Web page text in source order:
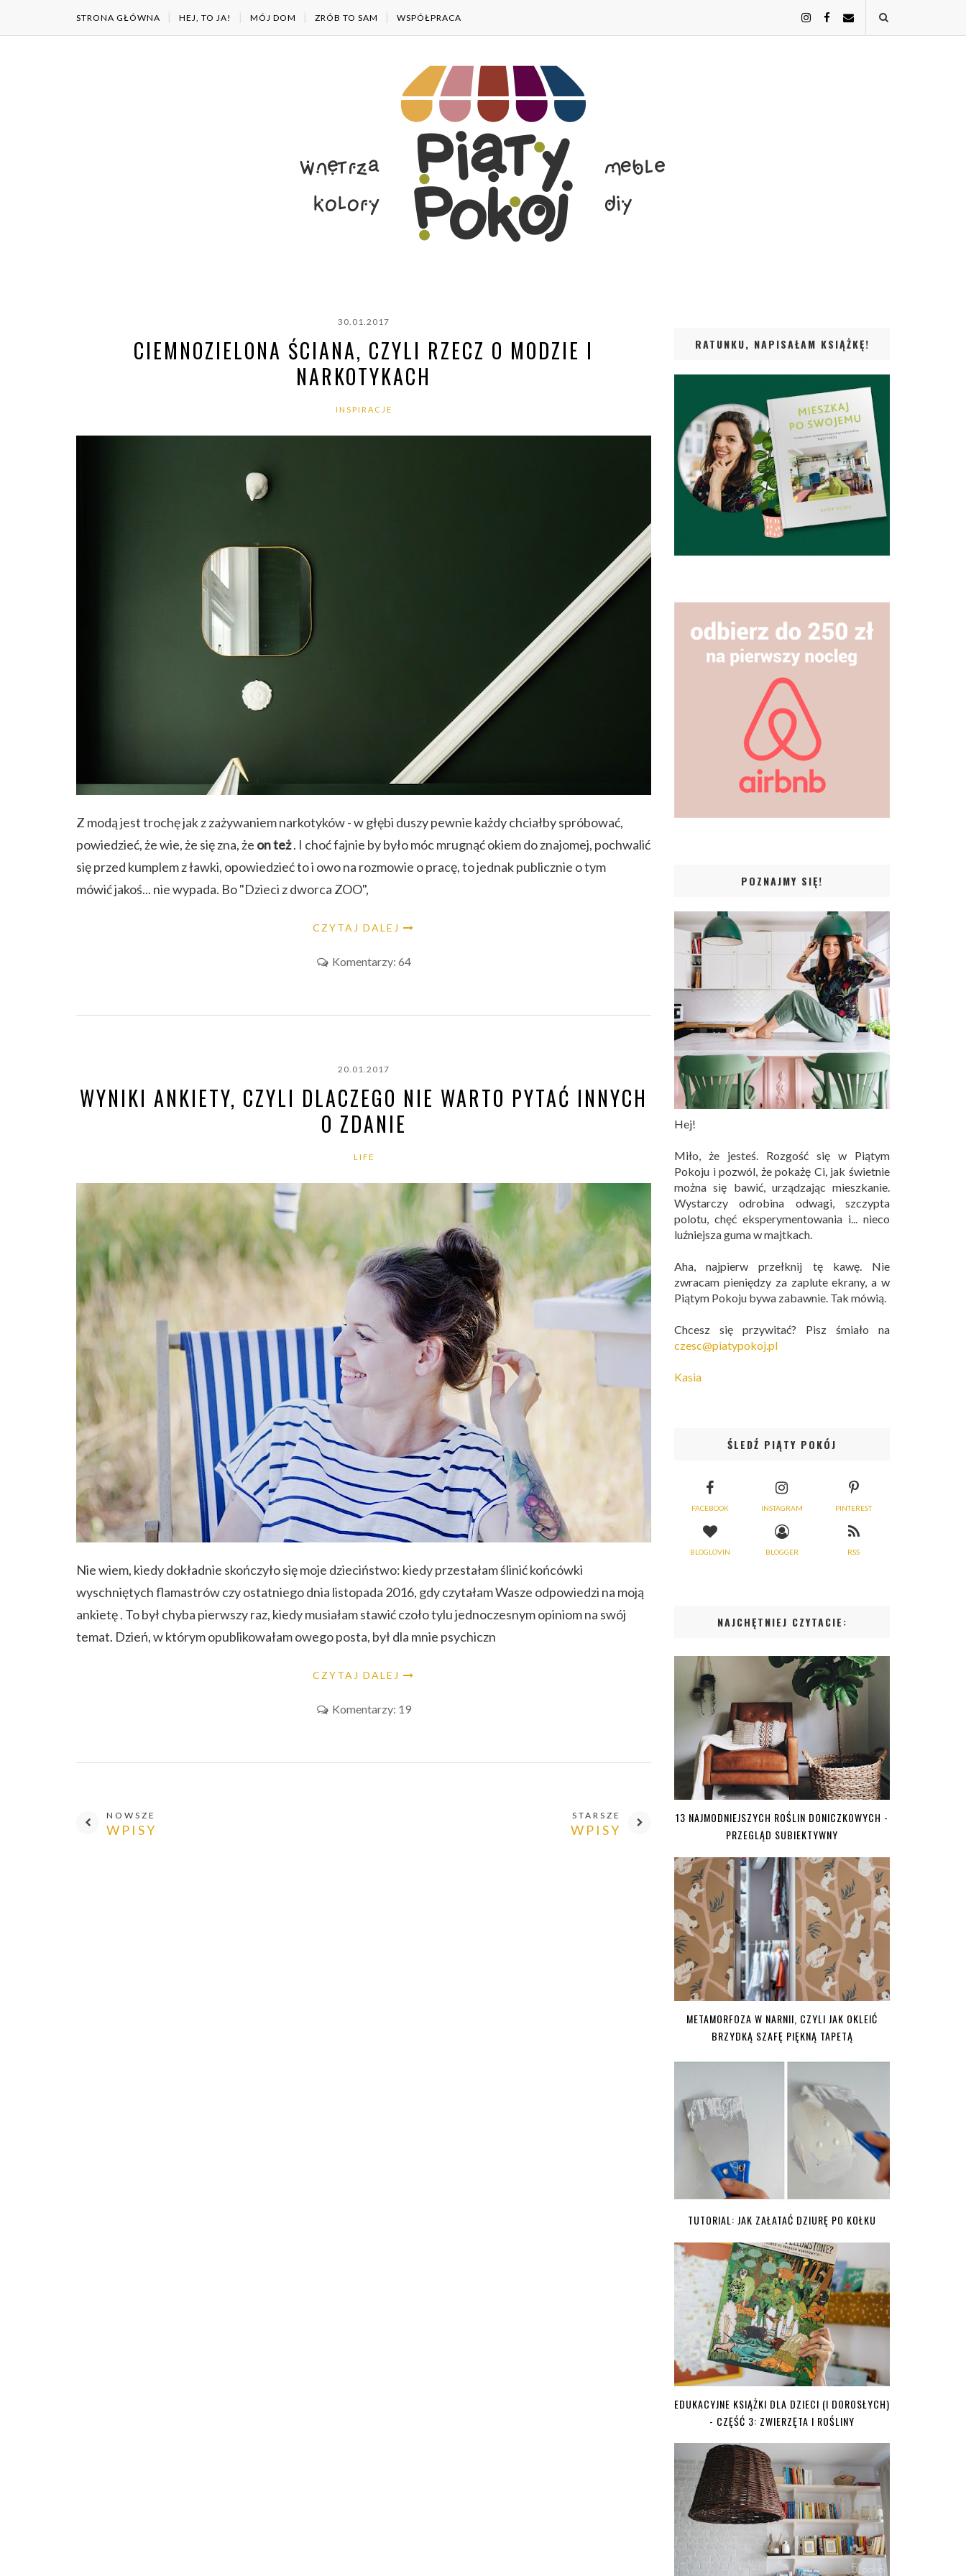
STRONA GŁÓWNA HEJ, TO JA! MÓJ DOM ZRÓB TO SAM WSPÓŁPRACA
30.01.2017
CIEMNOZIELONA ŚCIANA, CZYLI RZECZ O MODZIE I
NARKOTYKACH
INSPIRACJE
Z modą jest trochę jak z zażywaniem narkotyków - w głębi duszy pewnie każdy chciałby spróbować,
powiedzieć, że wie, że się zna, że on też. I choć fajnie by było móc mrugnąć okiem do znajomej, pochwalić
się przed kumplem z ławki, opowiedzieć to i owo na rozmowie o pracę, to jednak publicznie o tym
mówić jakoś... nie wypada. Bo "Dzieci z dworca ZOO",
CZYTAJ DALEJ
Komentarzy: 64
20.01.2017
WYNIKI ANKIETY, CZYLI DLACZEGO NIE WARTO PYTAĆ INNYCH
O ZDANIE
LIFE
Nie wiem, kiedy dokładnie skończyło się moje dzieciństwo: kiedy przestałam ślinić końcówki
wyschniętych flamastrów czy ostatniego dnia listopada 2016, gdy czytałam Wasze odpowiedzi na moją
ankietę . To był chyba pierwszy raz, kiedy musiałam stawić czoło tylu jednoczesnym opiniom na swój
temat. Dzień, w którym opublikowałam owego posta, był dla mnie psychiczn
CZYTAJ DALEJ
Komentarzy: 19
NOWSZE
WPISY
STARSZE
WPISY
RATUNKU, NAPISAŁAM KSIĄŻKĘ!
POZNAJMY SIĘ!
Hej!
Miło, że jesteś. Rozgość się w Piątym
Pokoju i pozwól, że pokażę Ci, jak świetnie
można się bawić, urządzając mieszkanie.
Wystarczy odrobina odwagi, szczypta
polotu, chęć eksperymentowania i... nieco
luźniejsza guma w majtkach.
Aha, najpierw przełknij tę kawę. Nie
zwracam pieniędzy za zaplute ekrany, a w
Piątym Pokoju bywa zabawnie. Tak mówią.
Chcesz się przywitać? Pisz śmiało na
czesc@piatypokoj.pl
Kasia
ŚLEDŹ PIĄTY POKÓJ
FACEBOOK INSTAGRAM PINTEREST
BLOGLOVIN BLOGGER RSS
NAJCHĘTNIEJ CZYTACIE:
13 NAJMODNIEJSZYCH ROŚLIN DONICZKOWYCH -
PRZEGLĄD SUBIEKTYWNY
METAMORFOZA W NARNII, CZYLI JAK OKLEIĆ
BRZYDKĄ SZAFĘ PIĘKNĄ TAPETĄ
TUTORIAL: JAK ZAŁATAĆ DZIURĘ PO KOŁKU
EDUKACYJNE KSIĄŻKI DLA DZIECI (I DOROSŁYCH)
- CZĘŚĆ 3: ZWIERZĘTA I ROŚLINY